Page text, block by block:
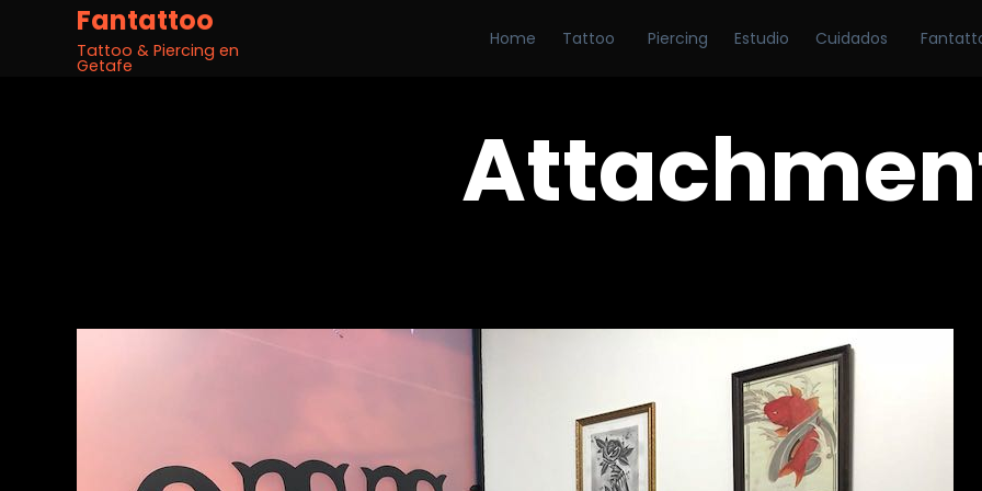
Fantattoo
Tattoo & Piercing en
Getafe
Home Tattoo Piercing Estudio Cuidados